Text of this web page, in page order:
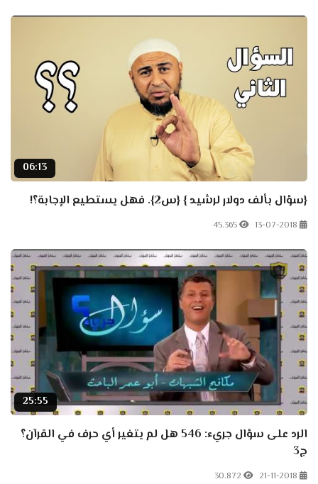
06:13
{سؤال بألف دولار لرشيد } {س2}. فهل يستطيع الإجابة؟!
13-07-2018
45.365
25:55
الرد على سؤال جريء: 546 هل لم يتغير أي حرف في القرآن؟
ج3
21-11-2018
30.872